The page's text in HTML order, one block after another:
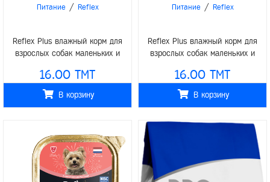
Питание / Reflex
Reflex Plus влажный корм для
взрослых собак маленьких и
85гр
16.00 TMT
В корзину
Питание / Reflex
Reflex Plus влажный корм для
взрослых собак маленьких и
паштет 85гр
16.00 TMT
В корзину